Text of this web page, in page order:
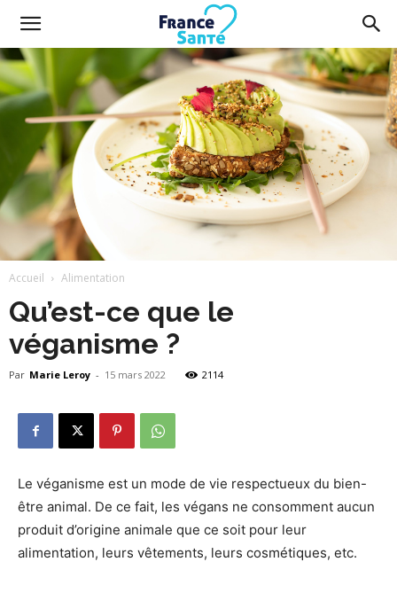
France
Santé
Accueil Alimentation
Qu’est-ce que le
véganisme ?
Par Marie Leroy - 15 mars 2022 2114
Le véganisme est un mode de vie respectueux du bien-
être animal. De ce fait, les végans ne consomment aucun
produit d’origine animale que ce soit pour leur
alimentation, leurs vêtements, leurs cosmétiques, etc.